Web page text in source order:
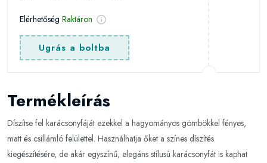
Elérhetőség Raktáron
Ugrás a boltba
Termékleírás
Díszítse fel karácsonyfáját ezekkel a hagyományos gömbökkel fényes,
matt és csillámló felülettel. Használhatja őket a színes díszítés
kiegészítésére, de akár egyszínű, elegáns stílusú karácsonyfát is kaphat